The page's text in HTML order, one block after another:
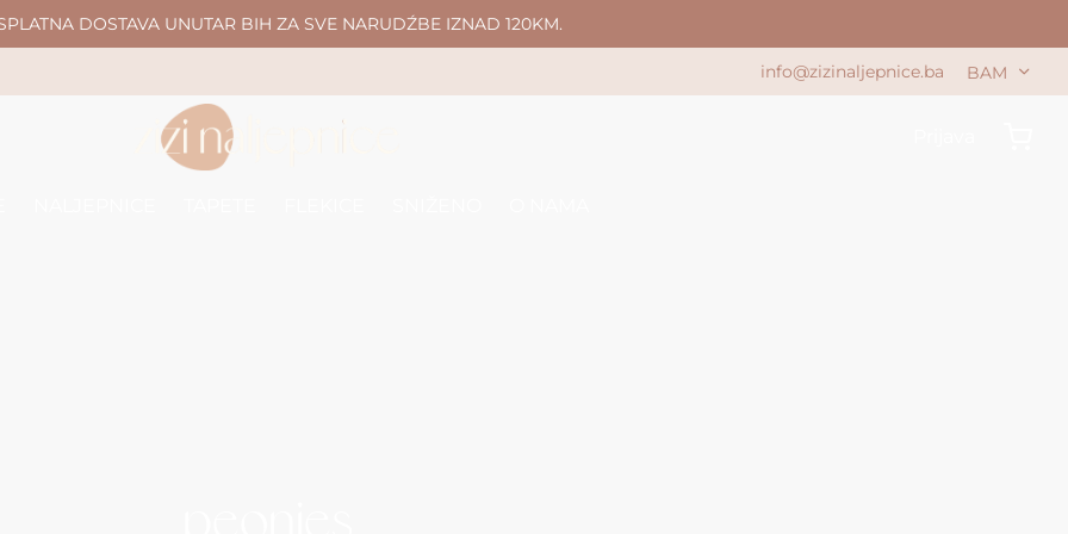
DOSTAVA UNUTAR BIH ZA SVE NARUDŹBE IZNAD 120KM.
info@zizinaljepnice.ba BAM